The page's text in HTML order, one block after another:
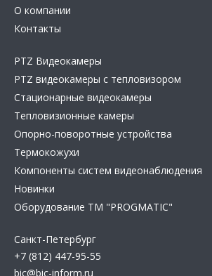
О компании
Контакты
PTZ Видеокамеры
PTZ видеокамеры с тепловизором
Стационарные видеокамеры
Тепловизионные камеры
Опорно-поворотные устройства
Термокожухи
Компоненты систем видеонаблюдения
Новинки
Оборудование TM "PROGMATIC"
Санкт-Петербург
+7 (812) 447-95-55
bic@bic-inform.ru